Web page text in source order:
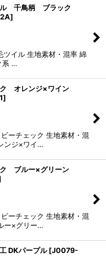
ル 千鳥柄 ブラック
]
ツイル 生地素材・混率 綿
系 …
オレンジ×ワイン
]
ーチェック 生地素材・混
ンジ×ワイ…
ブルー×グリーン
ーチェック 生地素材・混
ー×グリー…
DKパープル [J0079-